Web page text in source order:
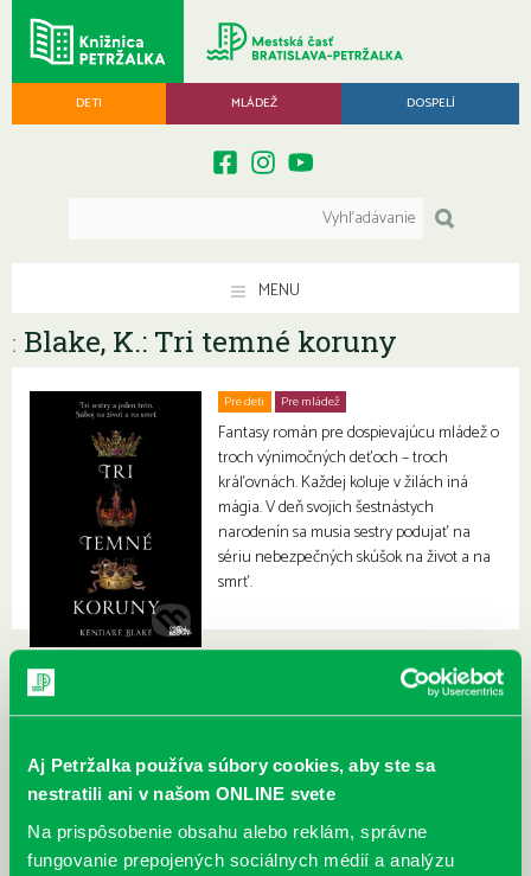
Aj Petržalka používa súbory cookies, aby ste sa
nestratili ani v našom ONLINE svete
Na prispôsobenie obsahu alebo reklám, správne
fungovanie prepojených sociálnych médií a analýzu
DETI MLÁDEŽ DOSPELÍ
MENU
: Blake, K.: Tri temné koruny
Pre deti Pre mládež
Fantasy román pre dospievajúcu mládež o
troch výnimočných deťoch – troch
kráľovnách. Každej koluje v žilách iná
mágia. V deň svojich šestnástych
narodenín sa musia sestry podujať na
sériu nebezpečných skúšok na život a na
smrť.